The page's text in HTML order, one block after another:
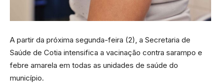
A partir da próxima segunda-feira (2), a Secretaria de
Saúde de Cotia intensifica a vacinação contra sarampo e
febre amarela em todas as unidades de saúde do
município.